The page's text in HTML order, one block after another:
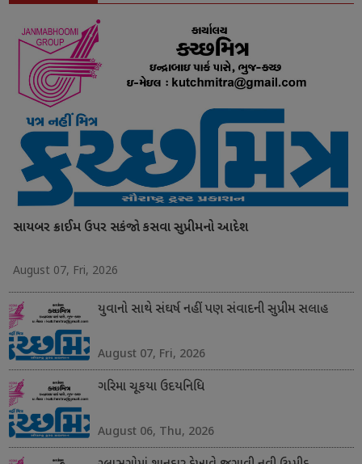
સાયબર ક્રાઈમ ઉપર સકંજો કસવા સુપ્રીમનો આદેશ
August 07, Fri, 2026
યુવાનો સાથે સંઘર્ષ નહીં પણ સંવાદની સુપ્રીમ સલાહ
August 07, Fri, 2026
ગરિમા ચૂકયા ઉદયનિધિ
August 06, Thu, 2026